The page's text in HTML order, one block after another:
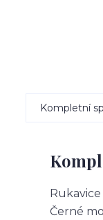
Kompletní
Černé